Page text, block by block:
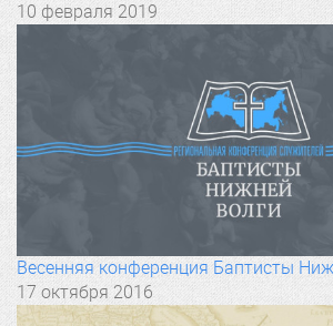
10 февраля 2019
Весенняя конференция Баптисты
17 октября 2016